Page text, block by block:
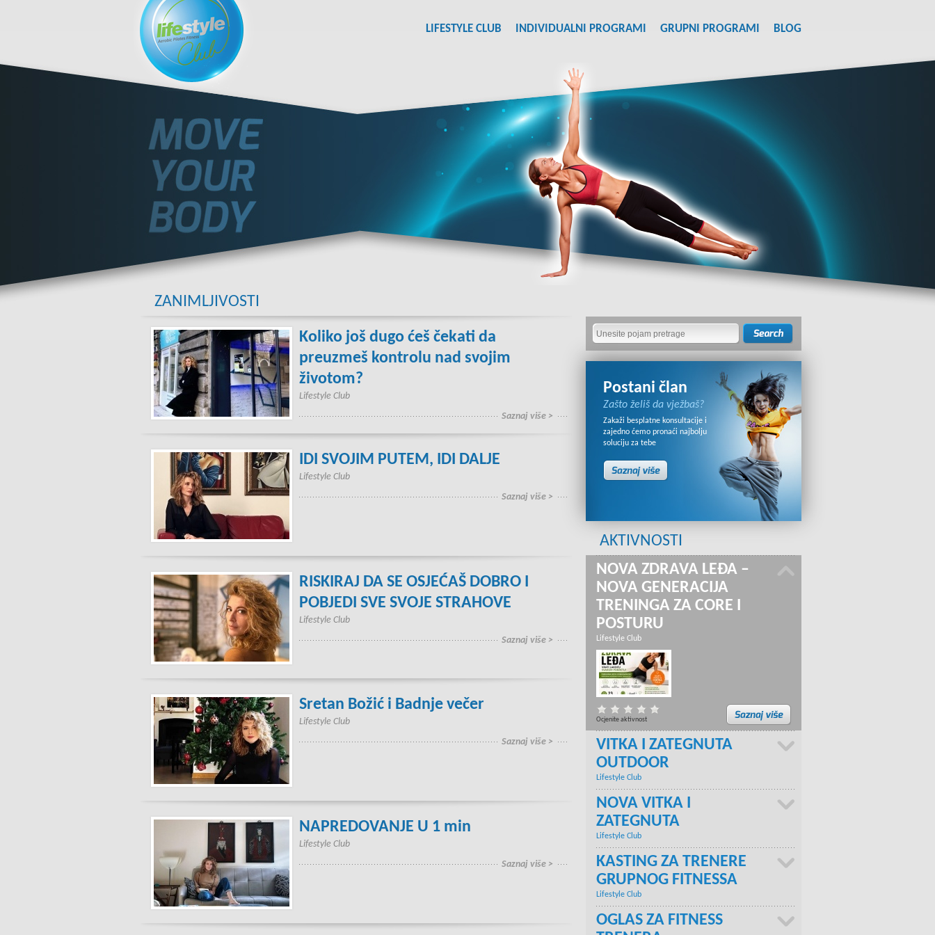
LIFESTYLE CLUB INDIVIDUALNI PROGRAMI GRUPNI PROGRAMI BLOG
ZANIMLJIVOSTI
Koliko još dugo ćeš čekati da
preuzmeš kontrolu nad svojim
životom?
Lifestyle Club
Saznaj više >
IDI SVOJIM PUTEM, IDI DALJE
Lifestyle Club
Saznaj više >
RISKIRAJ DA SE OSJEĆAŠ DOBRO I
POBJEDI SVE SVOJE STRAHOVE
Lifestyle Club
Saznaj više >
Sretan Božić i Badnje večer
Lifestyle Club
Saznaj više >
NAPREDOVANJE U 1 min
Lifestyle Club
Saznaj više >
Postani član
Zašto želiš da vježbaš?
Zakaži besplatne konsultacije i
zajedno ćemo pronaći najbolju
soluciju za tebe
AKTIVNOSTI
NOVA ZDRAVA LEĐA –
NOVA GENERACIJA
TRENINGA ZA CORE I
POSTURU
Lifestyle Club
Ocjenite aktivnost
VITKA I ZATEGNUTA
OUTDOOR
Lifestyle Club
NOVA VITKA I
ZATEGNUTA
Lifestyle Club
KASTING ZA TRENERE
GRUPNOG FITNESSA
Lifestyle Club
OGLAS ZA FITNESS